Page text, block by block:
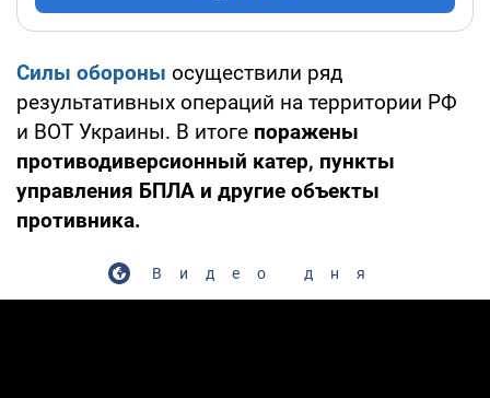
Силы обороны осуществили ряд
результативных операций на территории РФ
и ВОТ Украины. В итоге поражены
противодиверсионный катер, пункты
управления БПЛА и другие объекты
противника.
Видео дня